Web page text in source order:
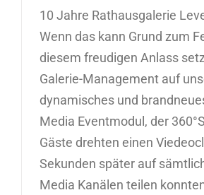
10 Jahre Rathausgalerie
Wenn das kann Grund zum
diesem freudigen Anlass
Galerie-Management auf
dynamisches und
Media Eventmodul, der
Gäste drehten einen
Sekunden später auf
Media Kanälen teilen